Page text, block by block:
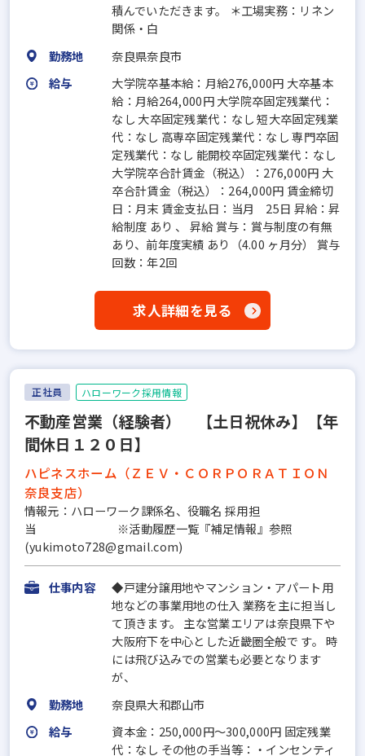
積んでいただきます。 ＊工場実務：リネン
関係・白
勤務地
奈良県奈良市
給与
大学院卒基本給：月給276,000円 大卒基本
給：月給264,000円 大学院卒固定残業代：
なし 大卒固定残業代：なし 短大卒固定残業
代：なし 高専卒固定残業代：なし 専門卒固
定残業代：なし 能開校卒固定残業代：なし
大学院卒合計賃金（税込）：276,000円 大
卒合計賃金（税込）：264,000円 賃金締切
日：月末 賃金支払日：当月 25日 昇給：昇
給制度 あり 、 昇給 賞与：賞与制度の有無
あり、前年度実績 あり（4.00 ヶ月分） 賞与
回数：年2回
求人詳細を見る
正社員 ハローワーク採用情報
不動産営業（経験者） 【土日祝休み】【年
間休日１２０日】
ハピネスホーム（ＺＥＶ・ＣＯＲＰＯＲＡＴＩＯＮ
奈良支店）
情報元：ハローワーク課係名、役職名 採用担
当 ※活動履歴一覧『補足情報』参照
(yukimoto728@gmail.com)
仕事内容
◆戸建分譲用地やマンション・アパート用
地などの事業用地の仕入 業務を主に担当し
て頂きます。 主な営業エリアは奈良県下や
大阪府下を中心とした近畿圏全般で す。 時
には飛び込みでの営業も必要となります
が、
勤務地
奈良県大和郡山市
給与
資本金：250,000円〜300,000円 固定残業
代：なし その他の手当等：・インセンティ